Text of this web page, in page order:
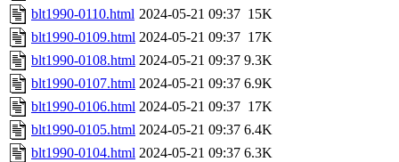
blt1990-0110.html 2024-05-21 09:37 15K
blt1990-0109.html 2024-05-21 09:37 17K
blt1990-0108.html 2024-05-21 09:37 9.3K
blt1990-0107.html 2024-05-21 09:37 6.9K
blt1990-0106.html 2024-05-21 09:37 17K
blt1990-0105.html 2024-05-21 09:37 6.4K
blt1990-0104.html 2024-05-21 09:37 6.3K